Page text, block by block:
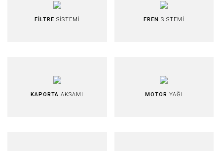
FİLTRE SİSTEMİ FREN SİSTEMİ
KAPORTA AKSAMI MOTOR YAĞI